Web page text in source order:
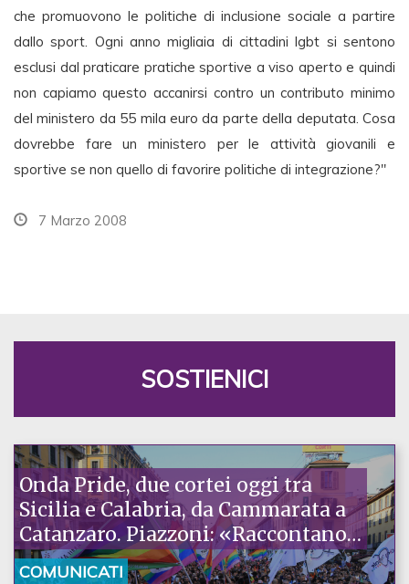
che promuovono le politiche di inclusione sociale a partire
dallo sport. Ogni anno migliaia di cittadini lgbt si sentono
esclusi dal praticare pratiche sportive a viso aperto e quindi
non capiamo questo accanirsi contro un contributo minimo
del ministero da 55 mila euro da parte della deputata. Cosa
dovrebbe fare un ministero per le attività giovanili e
sportive se non quello di favorire politiche di integrazione?"
7 Marzo 2008
SOSTIENICI
Onda Pride, due cortei oggi tra
Sicilia e Calabria, da Cammarata a
Catanzaro. Piazzoni: «Raccontano
la nostra ostinazione»
COMUNICATI